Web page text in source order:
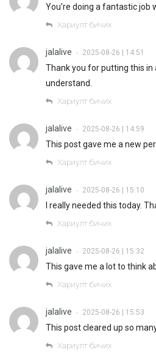
You’re doing a fantastic job
Хариулт бичих
jalalive • 2025-08-26 | 14:51
Thank you for putting this in
understand.
Хариулт бичих
jalalive • 2025-08-26 | 14:59
This post gave me a new
Хариулт бичих
jalalive • 2025-08-26 | 15:10
I really needed this today.
Хариулт бичих
jalalive • 2025-08-26 | 15:32
This gave me a lot to think
Хариулт бичих
jalalive • 2025-08-26 | 15:53
This post cleared up so
Хариулт бичих